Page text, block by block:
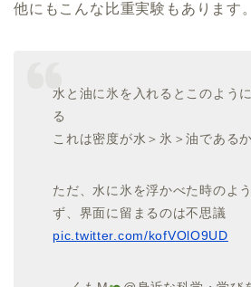
他にもこんな比重実験もあります。
水と油に氷を入れるとこのよう
る
これは密度が水＞氷＞油である
ただ、水に氷を浮かべた時のよ
ず、界面に留まるのは不思議
pic.twitter.com/kofVOlO9UD